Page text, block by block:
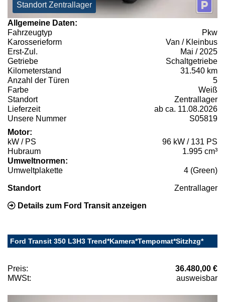
Standort Zentrallager
Allgemeine Daten:
Fahrzeugtyp
Pkw
Karosserieform
Van / Kleinbus
Erst-Zul.
Mai / 2025
Getriebe
Schaltgetriebe
Kilometerstand
31.540 km
Anzahl der Türen
5
Farbe
Weiß
Standort
Zentrallager
Lieferzeit
ab ca. 11.08.2026
Unsere Nummer
S05819
Motor:
kW / PS
96 kW / 131 PS
Hubraum
1.995 cm³
Umweltnormen:
Umweltplakette
4 (Green)
Standort Zentrallager
Details zum Ford Transit anzeigen
Ford Transit 350 L3H3 Trend*Kamera*Tempomat*Sitzhzg*
Preis:
36.480,00 €
MWSt:
ausweisbar